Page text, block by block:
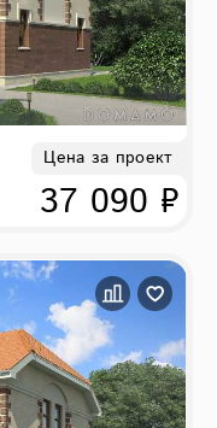
Цена за проект
37 090 ₽